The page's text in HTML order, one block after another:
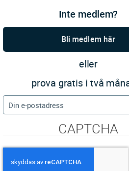
Inte medlem?
Bli medlem här
eller
prova gratis i två
CAPTCHA